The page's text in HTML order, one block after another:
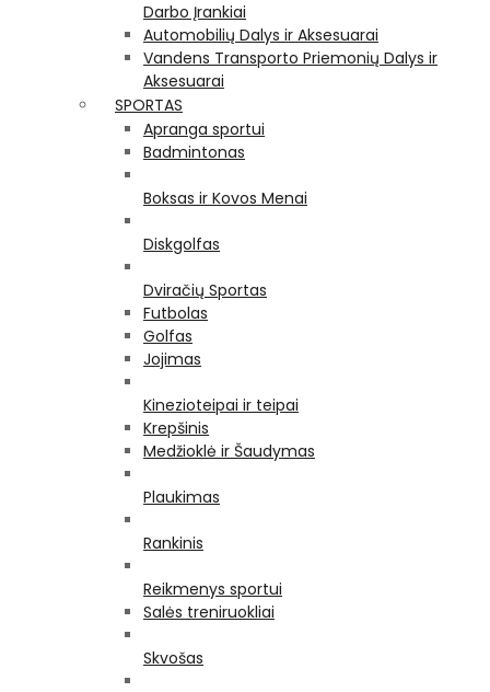
Darbo Įrankiai
Automobilių Dalys ir Aksesuarai
Vandens Transporto Priemonių Dalys ir
Aksesuarai
SPORTAS
Apranga sportui
Badmintonas
Boksas ir Kovos Menai
Diskgolfas
Dviračių Sportas
Futbolas
Golfas
Jojimas
Kinezioteipai ir teipai
Krepšinis
Medžioklė ir Šaudymas
Plaukimas
Rankinis
Reikmenys sportui
Salės treniruokliai
Skvošas